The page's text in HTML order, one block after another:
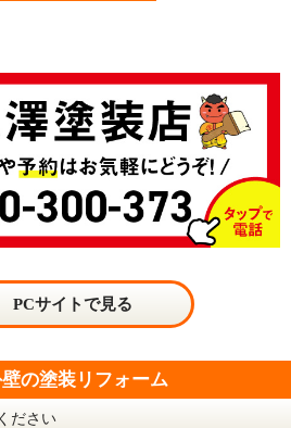
PCサイトで見る
の塗装リフォーム
ださい